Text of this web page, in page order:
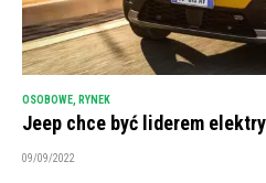
OSOBOWE RYNEK
Jeep chce być liderem
09/09/2022